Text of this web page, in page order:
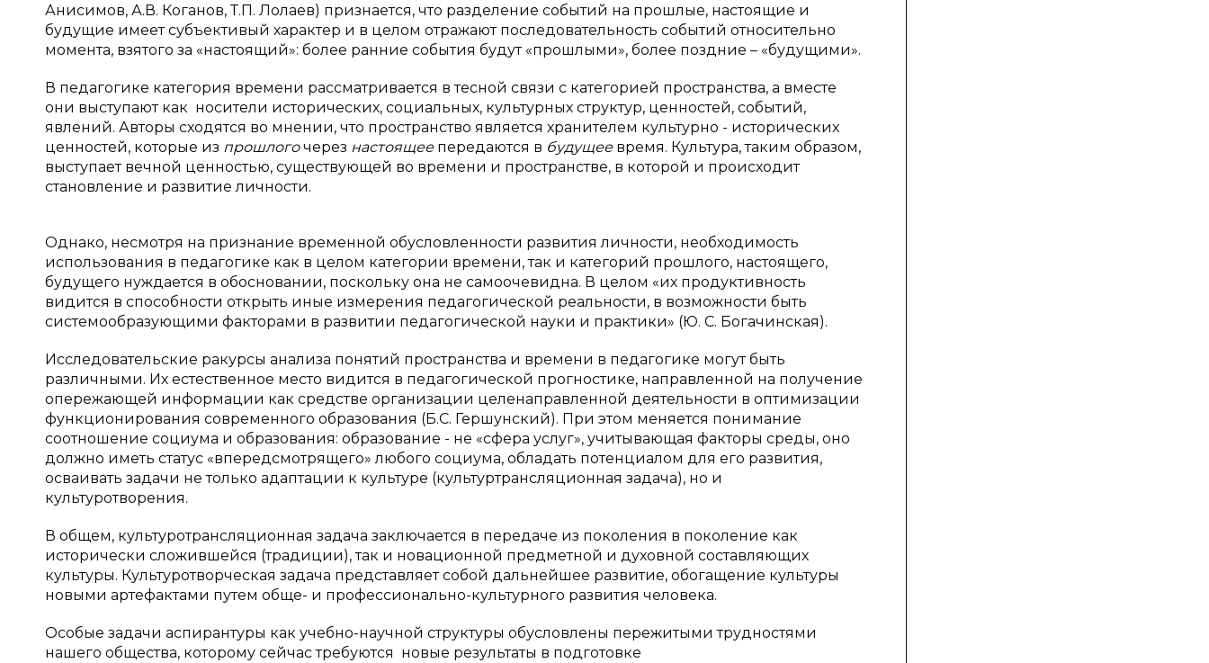
Анисимов, А.В. Коганов, Т.П. Лолаев) признается, что разделение событий на прошлые, настоящие и
будущие имеет субъективый характер и в целом отражают последовательность событий относительно
момента, взятого за «настоящий»: более ранние события будут «прошлыми», более поздние – «будущими».
В педагогике категория времени рассматривается в тесной связи с категорией пространства, а вместе
они выступают как носители исторических, социальных, культурных структур, ценностей, событий,
явлений. Авторы сходятся во мнении, что пространство является хранителем культурно - исторических
ценностей, которые из прошлогочерез настоящеепередаются в будущеевремя. Культура, таким образом,
выступает вечной ценностью, существующей во времени и пространстве, в которой и происходит
становление и развитие личности.
Однако, несмотря на признание временной обусловленности развития личности, необходимость
использования в педагогике как в целом категории времени, так и категорий прошлого, настоящего,
будущего нуждается в обосновании, поскольку она не самоочевидна. В целом «их продуктивность
видится в способности открыть иные измерения педагогической реальности, в возможности быть
системообразующими факторами в развитии педагогической науки и практики» (Ю. С. Богачинская).
Исследовательские ракурсы анализа понятий пространства и времени в педагогике могут быть
различными. Их естественное место видится в педагогической прогностике, направленной на получение
опережающей информации как средстве организации целенаправленной деятельности в оптимизации
функционирования современного образования (Б.С. Гершунский). При этом меняется понимание
соотношение социума и образования: образование - не «сфера услуг», учитывающая факторы среды, оно
должно иметь статус «впередсмотрящего» любого социума, обладать потенциалом для его развития,
осваивать задачи не только адаптации к культуре (культуртрансляционная задача), но и
культуротворения.
В общем, культуротрансляционная задача заключается в передаче из поколения в поколение как
исторически сложившейся (традиции), так и новационной предметной и духовной составляющих
культуры. Культуротворческая задача представляет собой дальнейшее развитие, обогащение культуры
новыми артефактами путем обще- и профессионально-культурного развития человека.
Особые задачи аспирантуры как учебно-научной структуры обусловлены пережитыми трудностями
нашего общества, которому сейчас требуются новые результаты в подготовке